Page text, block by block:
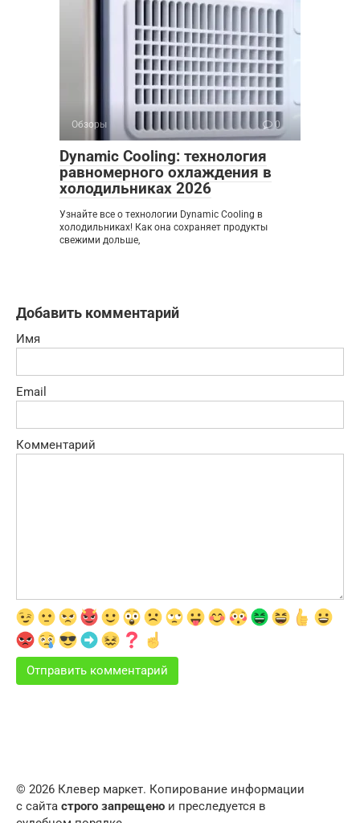
Обзоры 0
Dynamic Cooling: технология
равномерного охлаждения в
холодильниках 2026
Узнайте все о технологии Dynamic Cooling в
холодильниках! Как она сохраняет продукты
свежими дольше,
Добавить комментарий
Имя
Email
Комментарий
© 2026 Клевер маркет. Копирование информации
с сайта строго запрещено и преследуется в